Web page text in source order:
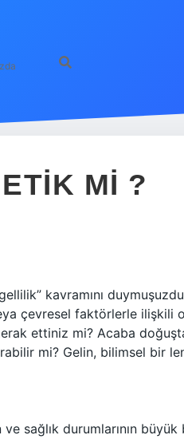
MI ?
kavramını
çevresel faktörlerle ilişkili
ettiniz mi? Acaba
mi? Gelin, bilimsel bir
sağlık durumlarının büyük